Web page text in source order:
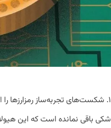
۱. شکست‌های تجربه‌ساز رمزارزها
شکی باقی نمانده است که این